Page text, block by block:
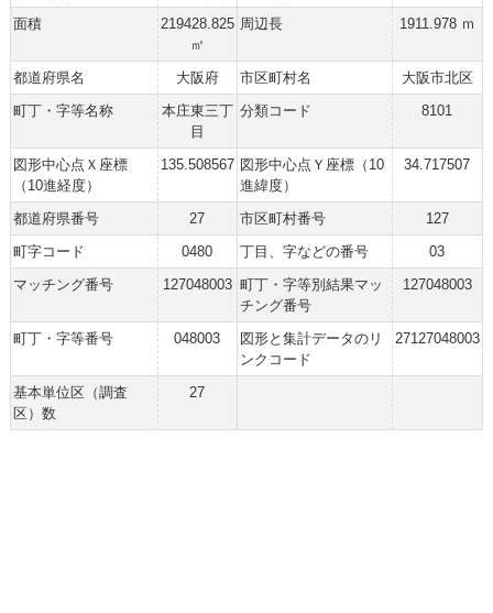
面積
219428.825
㎡
周辺長 1911.978 ｍ
都道府県名 大阪府 市区町村名
大阪市北区
町丁・字等名称
本庄東三丁
目
分類コード 8101
図形中心点Ｘ座標
（10進経度）
135.508567 図形中心点Ｙ座標（10
進緯度）
34.717507
都道府県番号 27 市区町村番号
127
町字コード
0480 丁目、字などの番号
03
マッチング番号
127048003 町丁・字等別結果マッ
チング番号
127048003
町丁・字等番号 048003
図形と集計データのリ
ンクコード
27127048003
基本単位区（調査
区）数
27